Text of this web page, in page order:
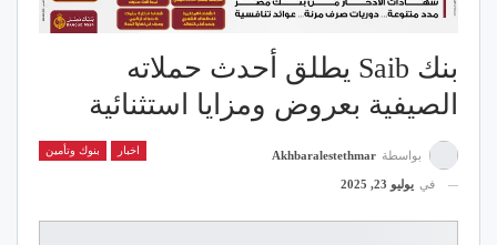
بنك Saib يطلق أحدث حملاته
الصيفية بعروض ومزايا استثنائية
اخبار بنوك وتأمين بواسطة Akhbaralestethmar
في يوليو 23, 2025